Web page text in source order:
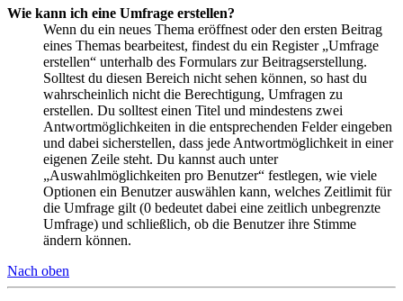
Wie kann ich eine Umfrage erstellen?
Wenn du ein neues Thema eröffnest oder den ersten Beitrag
eines Themas bearbeitest, findest du ein Register „Umfrage
erstellen“ unterhalb des Formulars zur Beitragserstellung.
Solltest du diesen Bereich nicht sehen können, so hast du
wahrscheinlich nicht die Berechtigung, Umfragen zu
erstellen. Du solltest einen Titel und mindestens zwei
Antwortmöglichkeiten in die entsprechenden Felder eingeben
und dabei sicherstellen, dass jede Antwortmöglichkeit in einer
eigenen Zeile steht. Du kannst auch unter
„Auswahlmöglichkeiten pro Benutzer“ festlegen, wie viele
Optionen ein Benutzer auswählen kann, welches Zeitlimit für
die Umfrage gilt (0 bedeutet dabei eine zeitlich unbegrenzte
Umfrage) und schließlich, ob die Benutzer ihre Stimme
ändern können.
Nach oben